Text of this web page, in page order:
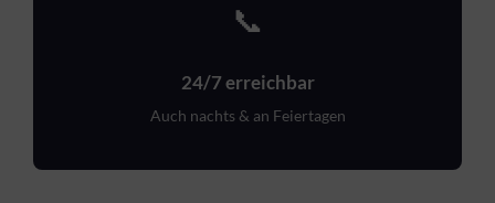
📞
24/7 erreichbar
Auch nachts & an Feiertagen